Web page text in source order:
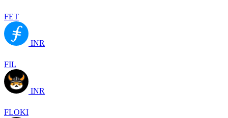
FET
INR
FIL
INR
FLOKI